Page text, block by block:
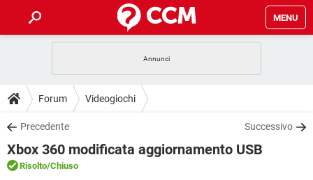
MENU
INTRATTENIMENTO
iOS
INSTAGRAM WHATSAPP
TIKTOK
GUIDE
COVID-19
iOS
DOWNLOAD
COVID-19 GAMING
INTRATTENIMENTO
FORUM
Forum Videogiochi
Precedente Successivo
Xbox 360 modificata aggiornamento USB
Risolto/Chiuso